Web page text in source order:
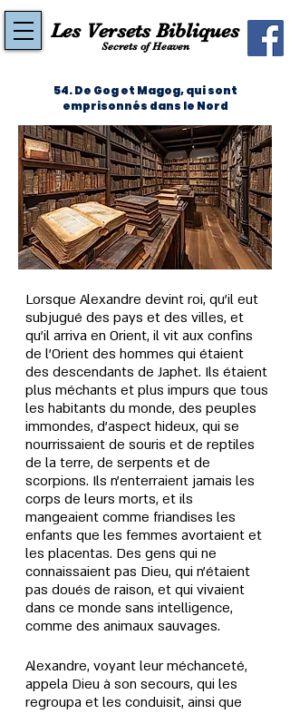
Les Versets Bibliques
Secrets of Heaven
54. De Gog et Magog, qui sont
emprisonnés dans le Nord
Lorsque Alexandre devint roi, qu'il eut
subjugué des pays et des villes, et
qu'il arriva en Orient, il vit aux confins
de l'Orient des hommes qui étaient
des descendants de Japhet. Ils étaient
plus méchants et plus impurs que tous
les habitants du monde, des peuples
immondes, d'aspect hideux, qui se
nourrissaient de souris et de reptiles
de la terre, de serpents et de
scorpions. Ils n'enterraient jamais les
corps de leurs morts, et ils
mangeaient comme friandises les
enfants que les femmes avortaient et
les placentas. Des gens qui ne
connaissaient pas Dieu, qui n'étaient
pas doués de raison, et qui vivaient
dans ce monde sans intelligence,
comme des animaux sauvages.
Alexandre, voyant leur méchanceté,
appela Dieu à son secours, qui les
regroupa et les conduisit, ainsi que